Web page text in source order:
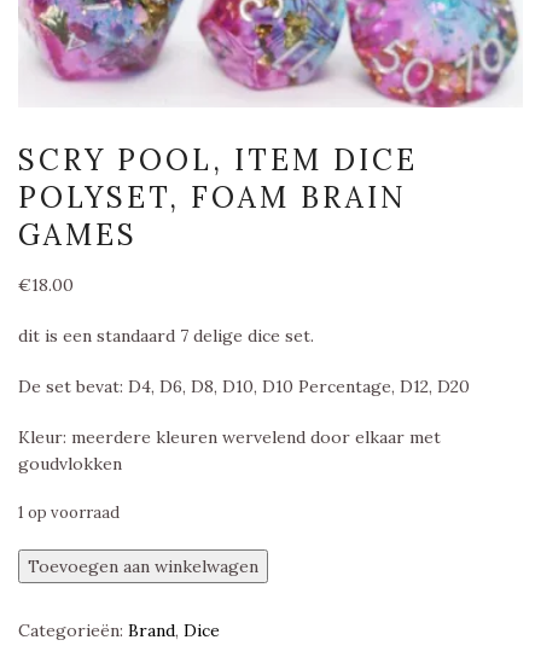
SCRY POOL, ITEM DICE
POLYSET, FOAM BRAIN
GAMES
€18.00
dit is een standaard 7 delige dice set.
De set bevat: D4, D6, D8, D10, D10 Percentage, D12, D20
Kleur: meerdere kleuren wervelend door elkaar met
goudvlokken
1 op voorraad
Scry
Pool,
Dice
Toevoegen aan winkelwagen
Categorieën: Brand, Dice